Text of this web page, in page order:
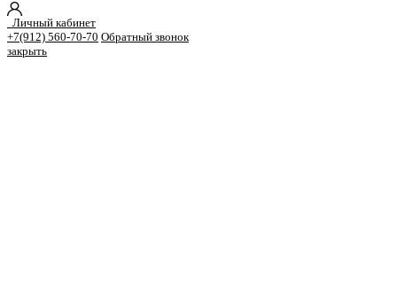
Личный кабинет
+7(912) 560-70-70 Обратный звонок
закрыть